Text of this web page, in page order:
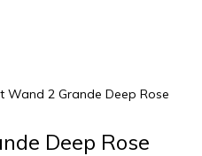
Wand 2 Grande Deep Rose
Deep Rose